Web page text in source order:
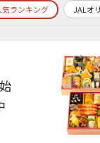
オリジナルアイスコーヒー